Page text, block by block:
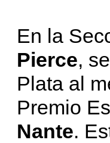
En la
Pierce,
Plata al
Premio
Nante.